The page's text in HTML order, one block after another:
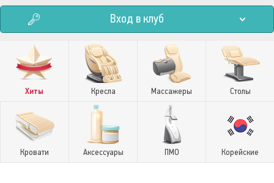
Вход в клуб
Хиты Кресла Массажеры Столы
Кровати Аксессуары ПМО Корейские